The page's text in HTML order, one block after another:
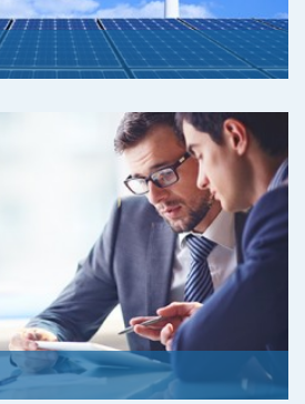
zal de komende decennia forse
steeds belangrij
bij gerenommeerde